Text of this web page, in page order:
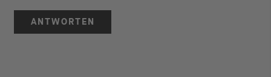
ANTWORTEN